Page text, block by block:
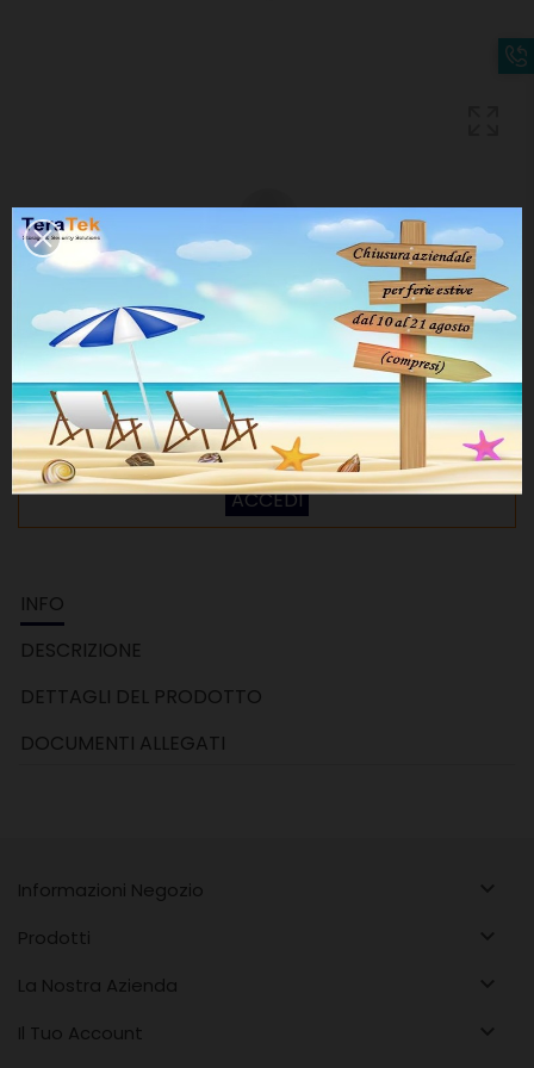
U6 PROFESSIONAL
CODICE: 16042
Disponibilità:
Per vedere prezzi e acquistare REGISTRATI o
ACCEDI
INFO
DESCRIZIONE
DETTAGLI DEL PRODOTTO
DOCUMENTI ALLEGATI
Informazioni Negozio
Prodotti
La Nostra Azienda
Il Tuo Account